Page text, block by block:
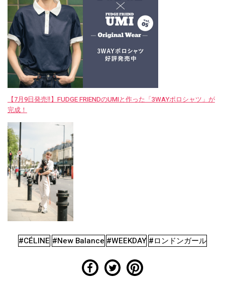
【7月9日発売‼︎】FUDGE FRIENDのUMIと作った「3WAYポロシャツ」が
完成！
#CÉLINE #New Balance #WEEKDAY #ロンドンガール